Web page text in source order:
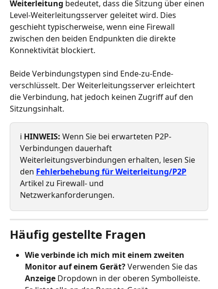
Weiterleitung bedeutet, dass die Sitzung über einen
Level-Weiterleitungsserver geleitet wird. Dies
geschieht typischerweise, wenn eine Firewall
zwischen den beiden Endpunkten die direkte
Konnektivität blockiert.
Beide Verbindungstypen sind Ende-zu-Ende-
verschlüsselt. Der Weiterleitungsserver erleichtert
die Verbindung, hat jedoch keinen Zugriff auf den
Sitzungsinhalt.
ℹ️ HINWEIS: Wenn Sie bei erwarteten P2P-
Verbindungen dauerhaft
Weiterleitungsverbindungen erhalten, lesen Sie
den Fehlerbehebung für Weiterleitung/P2P
Artikel zu Firewall- und
Netzwerkanforderungen.
Häufig gestellte Fragen
Wie verbinde ich mich mit einem zweiten
Monitor auf einem Gerät? Verwenden Sie das
Anzeige Dropdown in der oberen Symbolleiste.